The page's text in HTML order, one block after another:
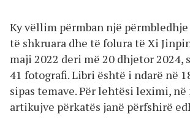
Ky vëllim përmban një përmbledhje
të shkruara dhe të folura të Xi
maji 2022 deri më 20 dhjetor 2024,
41 fotografi. Libri është i ndarë në
sipas temave. Për lehtësi leximi, në
artikujve përkatës janë përfshirë